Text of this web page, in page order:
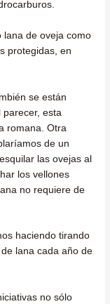
lana de oveja como
protegidas, en
se están
esta
romana. Otra
de un
las ovejas al
los vellones
no requiere de
haciendo tirando
lana cada año de
no sólo